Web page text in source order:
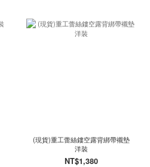
(現貨)重工蕾絲鏤空露背綁帶襯墊
洋裝
NT$1,380